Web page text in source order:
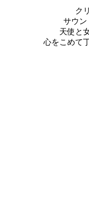
ク
サウン
天使と
心をこめて